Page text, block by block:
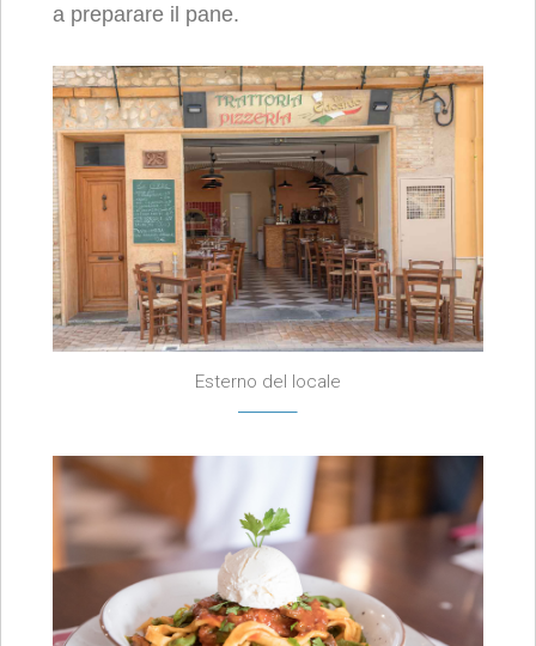
a preparare il pane.
Esterno del locale